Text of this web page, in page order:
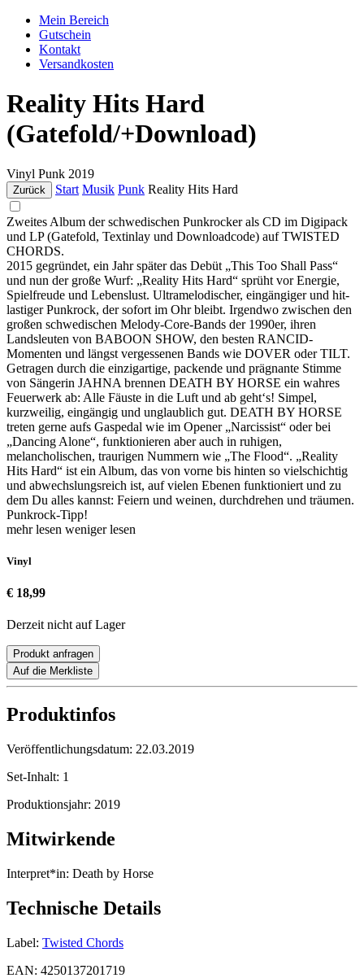
Mein Bereich
Gutschein
Kontakt
Versandkosten
Reality Hits Hard
(Gatefold/+Download)
Vinyl Punk 2019
Zurück Start Musik Punk Reality Hits Hard
Zweites Album der schwedischen Punkrocker als CD im Digipack
und LP (Gatefold, Textinlay und Downloadcode) auf TWISTED
CHORDS.
2015 gegründet, ein Jahr später das Debüt „This Too Shall Pass“
und nun der große Wurf: „Reality Hits Hard“ sprüht vor Energie,
Spielfreude und Lebenslust. Ultramelodischer, eingängiger und hit-
lastiger Punkrock, der sofort im Ohr bleibt. Irgendwo zwischen den
großen schwedischen Melody-Core-Bands der 1990er, ihren
Landsleuten von BABOON SHOW, den besten RANCID-
Momenten und längst vergessenen Bands wie DOVER oder TILT.
Getragen durch die einzigartige, packende und prägnante Stimme
von Sängerin JAHNA brennen DEATH BY HORSE ein wahres
Feuerwerk ab: Alle Fäuste in die Luft und ab geht‘s! Simpel,
kurzweilig, eingängig und unglaublich gut. DEATH BY HORSE
treten gerne aufs Gaspedal wie im Opener „Narcissist“ oder bei
„Dancing Alone“, funktionieren aber auch in ruhigen,
melancholischen, traurigen Nummern wie „The Flood“. „Reality
Hits Hard“ ist ein Album, das von vorne bis hinten so vielschichtig
und abwechslungsreich ist, auf vielen Ebenen funktioniert und zu
dem Du alles kannst: Feiern und weinen, durchdrehen und träumen.
Punkrock-Tipp!
mehr lesen weniger lesen
Vinyl
€ 18,99
Derzeit nicht auf Lager
Produkt anfragen
Auf die Merkliste
Produktinfos
Veröffentlichungsdatum: 22.03.2019
Set-Inhalt: 1
Produktionsjahr: 2019
Mitwirkende
Interpret*in: Death by Horse
Technische Details
Label: Twisted Chords
EAN: 4250137201719